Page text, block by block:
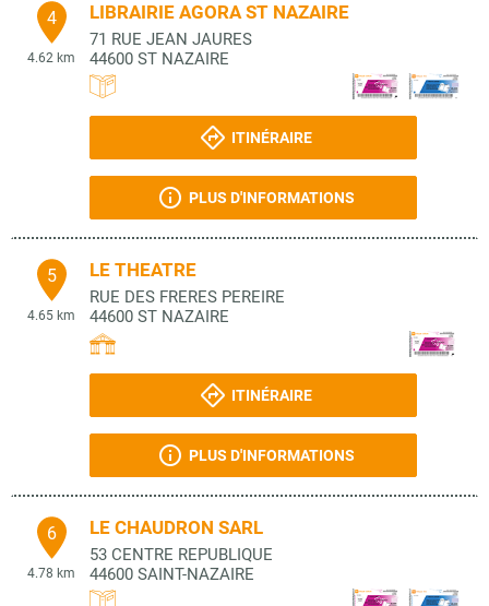
4
4.62 km
LIBRAIRIE AGORA ST NAZAIRE
71 RUE JEAN JAURES
44600 ST NAZAIRE
ITINÉRAIRE
PLUS D'INFORMATIONS
5
4.65 km
LE THEATRE
RUE DES FRERES PEREIRE
44600 ST NAZAIRE
ITINÉRAIRE
PLUS D'INFORMATIONS
6
4.78 km
LE CHAUDRON SARL
53 CENTRE REPUBLIQUE
44600 SAINT-NAZAIRE